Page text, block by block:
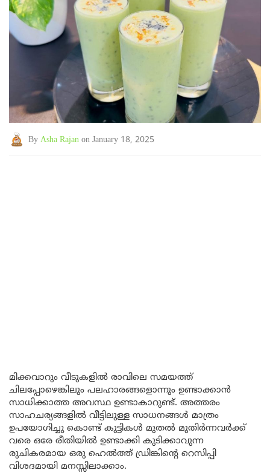
By Asha Rajan on January 18, 2025
മിക്കവാറും വീടുകളിൽ രാവിലെ സമയത്ത്
ചിലപ്പോഴെങ്കിലും പലഹാരങ്ങളൊന്നും ഉണ്ടാക്കാൻ
സാധിക്കാത്ത അവസ്ഥ ഉണ്ടാകാറുണ്ട്. അത്തരം
സാഹചര്യങ്ങളിൽ വീട്ടിലുള്ള സാധനങ്ങൾ മാത്രം
ഉപയോഗിച്ചു കൊണ്ട് കുട്ടികൾ മുതൽ മുതിർന്നവർക്ക്
വരെ ഒരേ രീതിയിൽ ഉണ്ടാക്കി കുടിക്കാവുന്ന
രുചികരമായ ഒരു ഹെൽത്ത് ഡ്രിങ്കിന്റെ റെസിപ്പി
വിശദമായി മനസ്സിലാക്കാം.